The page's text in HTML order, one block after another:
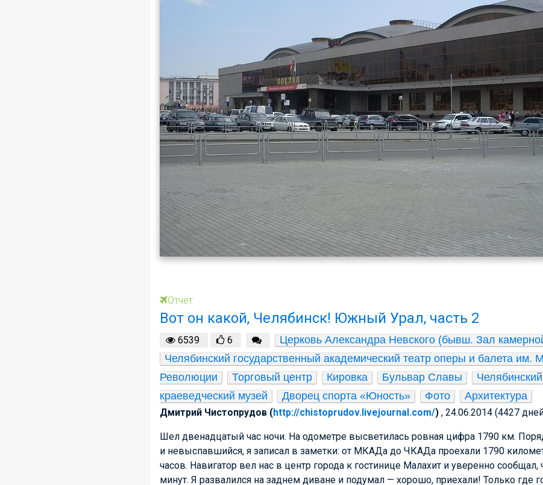
Отчет
Вот он какой, Челябинск! Южный Урал, часть 2
6539 6
Церковь Александра Невского (бывш. Зал
Челябинский государственный академический театр оперы и балета им.
Революции
Торговый центр Кировка Бульвар Славы
краеведческий музей
Дворец спорта «Юность» Фото Архитектура
Дмитрий Чистопрудов (http://chistoprudov.livejournal.com/) , 24.06.2014 (4427
Шел двенадцатый час ночи. На одометре высветилась ровная цифра 1790 км.
и невыспавшийся, я записал в заметки: от МКАДа до ЧКАДа проехали 1790
часов. Навигатор вел нас в центр города к гостинице Малахит и уверенно сообщал,
минут. Я развалился на заднем диване и подумал — хорошо, приехали! Только где